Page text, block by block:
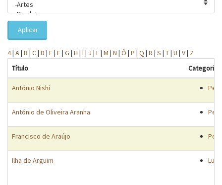
Aplicar
4| A| B | C| D | E| F| G | H | I | J | L| M | N | Ô | P | Q | R | S | T| U | V| Z
Título
Categorias
António Nishi
António de Oliveira Aranha
Francisco de Araújo
Ilha de Arguim